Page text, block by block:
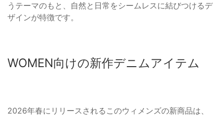
うテーマのもと、自然と日常をシームレスに結びつけるデ
ザインが特徴です。
WOMEN向けの新作デニムアイテム
2026年春にリリースされるこのウィメンズの新商品は、